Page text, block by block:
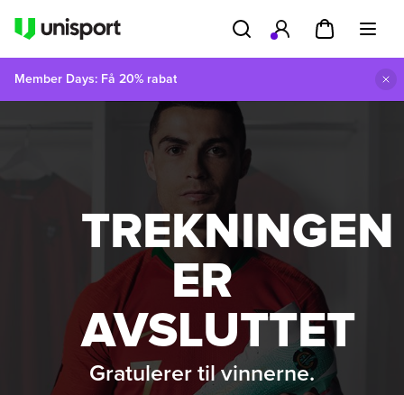
Member Days: Få 20% rabat
TREKNINGEN
ER
AVSLUTTET
Gratulerer til vinnerne.